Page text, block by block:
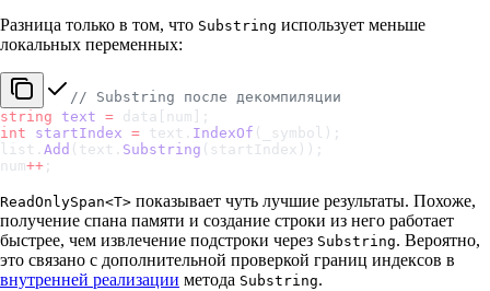
Разница только в том, что Substring использует меньше
локальных переменных:
// Substring после декомпиляции
string text = data[num];
int startIndex = text. IndexOf (_symbol);
list. Add (text. Substring (startIndex));
num++ ;
ReadOnlySpan<T> показывает чуть лучшие результаты. Похоже,
получение спана памяти и создание строки из него работает
быстрее, чем извлечение подстроки через Substring. Вероятно,
это связано с дополнительной проверкой границ индексов в
внутренней реализации метода Substring.